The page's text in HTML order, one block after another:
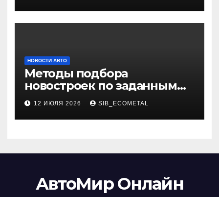
НОВОСТИ АВТО
Методы подбора
новостроек по заданным
критериям
12 ИЮЛЯ 2026 SIB_ECOMETAL
АвтоМир Онлайн